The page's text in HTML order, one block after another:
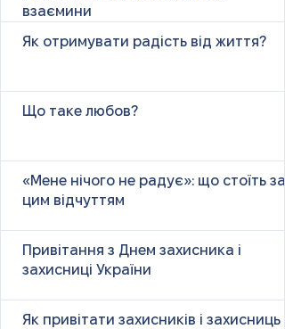
взаємини
Як отримувати радість від життя?
Що таке любов?
«Мене нічого не радує»: що стоїть за
цим відчуттям
Привітання з Днем захисника і
захисниці України
Як привітати захисників і захисниць у